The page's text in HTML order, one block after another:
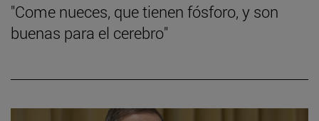
"Come nueces, que tienen fósforo, y son
buenas para el cerebro"